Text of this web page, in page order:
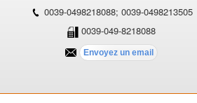
0039-0498218088; 0039-0498213505
0039-049-8218088